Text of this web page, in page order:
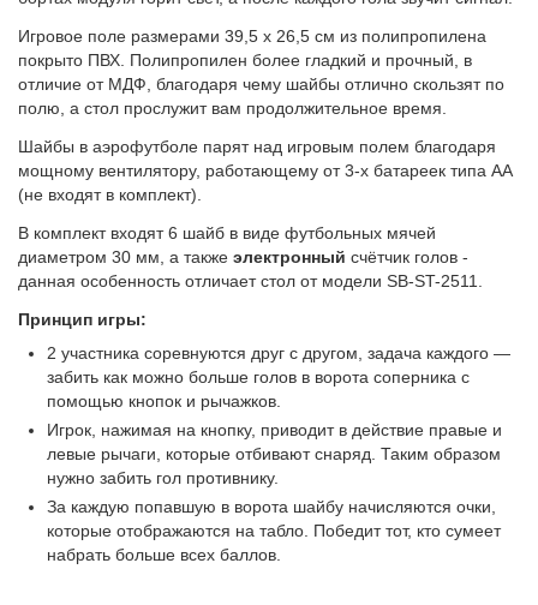
Игровое поле размерами 39,5 х 26,5 см из полипропилена
покрыто ПВХ. Полипропилен более гладкий и прочный, в
отличие от МДФ, благодаря чему шайбы отлично скользят по
полю, а стол прослужит вам продолжительное время.
Шайбы в аэрофутболе парят над игровым полем благодаря
мощному вентилятору, работающему от 3-х батареек типа АА
(не входят в комплект).
В комплект входят 6 шайб в виде футбольных мячей
диаметром 30 мм, а такжеэлектронный счётчик голов -
данная особенность отличает стол от модели SB-ST-2511.
Принцип игры:
2 участника соревнуются друг с другом, задача каждого —
забить как можно больше голов в ворота соперника с
помощью кнопок и рычажков.
Игрок, нажимая на кнопку, приводит в действие правые и
левые рычаги, которые отбивают снаряд. Таким образом
нужно забить гол противнику.
За каждую попавшую в ворота шайбу начисляются очки,
которые отображаются на табло. Победит тот, кто сумеет
набрать больше всех баллов.